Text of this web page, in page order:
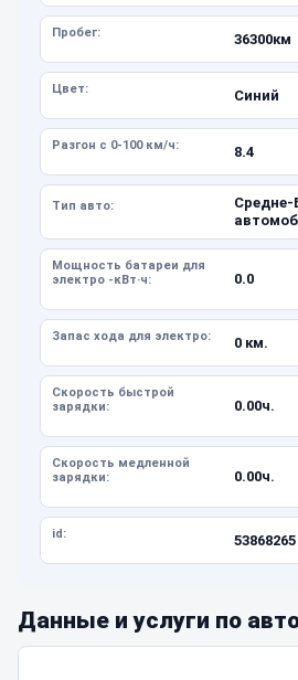
Пробег: 36300км
Цвет: Синий
Разгон с 0-100 км/ч: 8.4
Тип авто:
Мощность батареи для
электро -кВт·ч:
0.0
Запас хода для электро: 0 км.
Скорость быстрой
зарядки:
0.00ч.
Скорость медленной
зарядки:
0.00ч.
id: 53868265
Данные и услуги по